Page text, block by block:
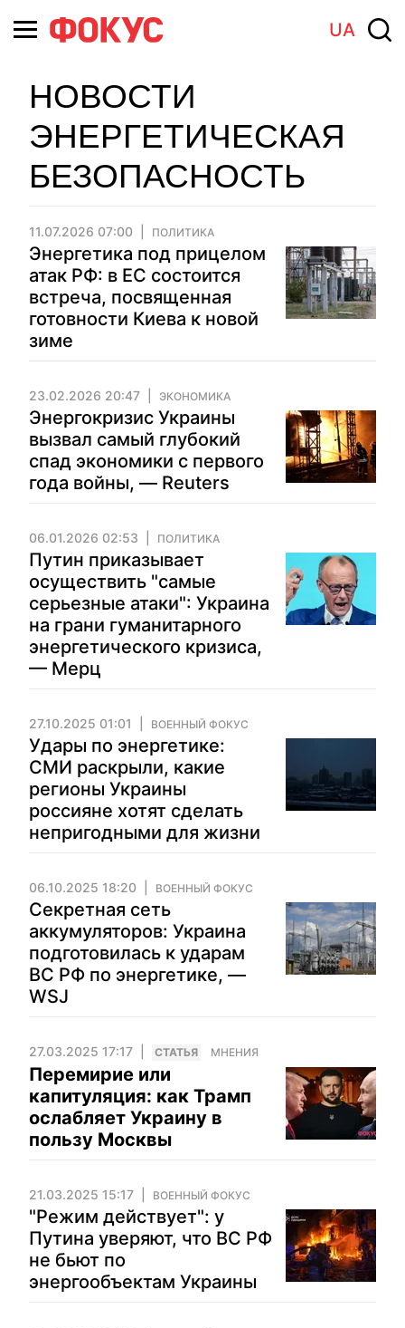
UA
НОВОСТИ
ЭНЕРГЕТИЧЕСКАЯ
БЕЗОПАСНОСТЬ
11.07.2026 07:00 ПОЛИТИКА
Энергетика под прицелом
атак РФ: в ЕС состоится
встреча, посвященная
готовности Киева к новой
зиме
23.02.2026 20:47 ЭКОНОМИКА
Энергокризис Украины
вызвал самый глубокий
спад экономики с первого
года войны, — Reuters
06.01.2026 02:53 ПОЛИТИКА
Путин приказывает
осуществить "самые
серьезные атаки": Украина
на грани гуманитарного
энергетического кризиса,
— Мерц
27.10.2025 01:01 ВОЕННЫЙ ФОКУС
Удары по энергетике:
СМИ раскрыли, какие
регионы Украины
россияне хотят сделать
непригодными для жизни
06.10.2025 18:20 ВОЕННЫЙ ФОКУС
Секретная сеть
аккумуляторов: Украина
подготовилась к ударам
ВС РФ по энергетике, —
WSJ
27.03.2025 17:17 CТАТЬЯ МНЕНИЯ
Перемирие или
капитуляция: как Трамп
ослабляет Украину в
пользу Москвы
21.03.2025 15:17 ВОЕННЫЙ ФОКУС
"Режим действует": у
Путина уверяют, что ВС РФ
не бьют по
энергообъектам Украины